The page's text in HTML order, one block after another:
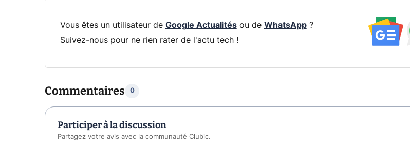
Vous êtes un utilisateur de Google Actualitésou de WhatsApp?
Suivez-nous pour ne rien rater de l'actu tech !
Commentaires 0
Participer à la discussion
Partagez votre avis avec la communauté Clubic.